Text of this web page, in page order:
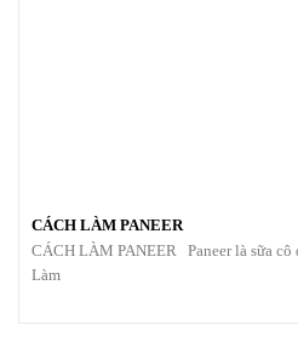
CÁCH LÀM PANEER
CÁCH LÀM PANEER Paneer là sữa
Làm